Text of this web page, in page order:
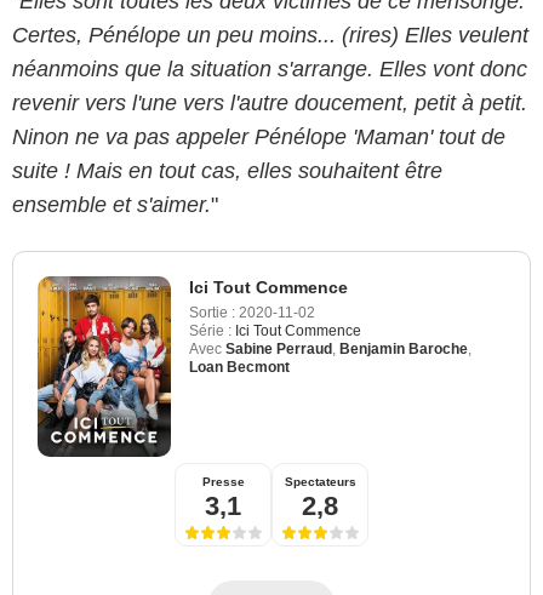
Certes, Pénélope un peu moins... (rires) Elles veulent
néanmoins que la situation s'arrange. Elles vont donc
revenir vers l'une vers l'autre doucement, petit à petit.
Ninon ne va pas appeler Pénélope 'Maman' tout de
suite ! Mais en tout cas, elles souhaitent être
ensemble et s'aimer."
Ici Tout Commence
Sortie : 2020-11-02
Série : Ici Tout Commence
Avec Sabine Perraud Benjamin Baroche
Loan Becmont
Presse
3,1
Spectateurs
2,8